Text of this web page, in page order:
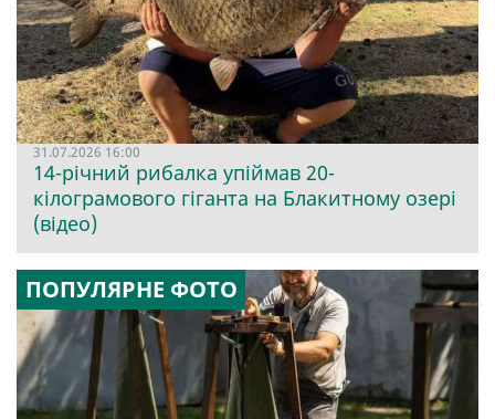
31.07.2026 16:00
14-річний рибалка упіймав 20-
кілограмового гіганта на Блакитному озері
(відео)
ПОПУЛЯРНЕ ФОТО